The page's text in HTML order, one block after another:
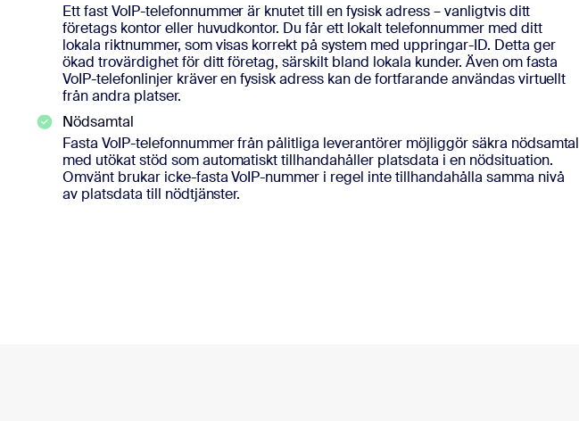
Ett fast VoIP-telefonnummer är knutet till en fysisk adress – vanligtvis ditt
företags kontor eller huvudkontor. Du får ett lokalt telefonnummer med ditt
lokala riktnummer, som visas korrekt på system med uppringar-ID. Detta ger
ökad trovärdighet för ditt företag, särskilt bland lokala kunder. Även om fasta
VoIP-telefonlinjer kräver en fysisk adress kan de fortfarande användas virtuellt
från andra platser.
Nödsamtal
Fasta VoIP-telefonnummer från pålitliga leverantörer möjliggör säkra nödsamtal
med utökat stöd som automatiskt tillhandahåller platsdata i en nödsituation.
Omvänt brukar icke-fasta VoIP-nummer i regel inte tillhandahålla samma nivå
av platsdata till nödtjänster.